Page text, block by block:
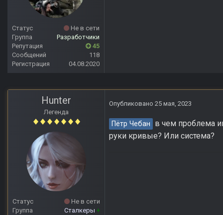
Статус
Не в сети
Группа
Разработчики
Репутация
45
Сообщений
118
Регистрация
04.08.2020
Hunter
Легенда
Статус
Не в сети
Группа
Сталкеры +
Опубликовано 25 мая, 2023
Пётр Чебан
в чем проблема
руки кривые? Или система?